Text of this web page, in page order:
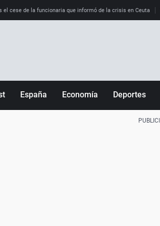
el cese de la funcionaria que informó de la crisis en Ceuta
España Economía Deportes